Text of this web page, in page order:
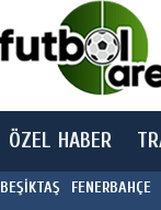
ÖZEL HABER
BEŞİKTAŞ FENERBAHÇE